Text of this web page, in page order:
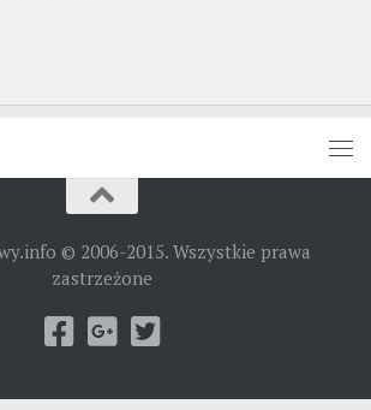
© 2006-2015. Wszystkie prawa
zastrzeżone